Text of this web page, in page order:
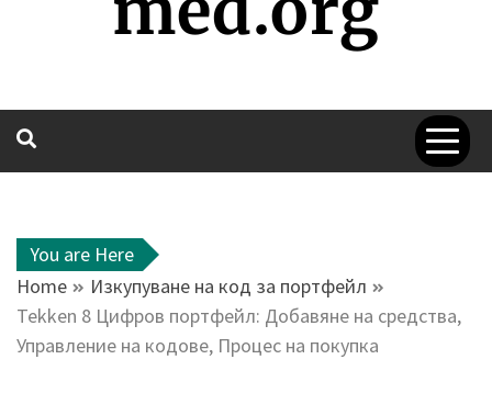
You are Here
Home
Изкупуване на код за портфейл
Tekken 8 Цифров портфейл: Добавяне на средства,
Управление на кодове, Процес на покупка